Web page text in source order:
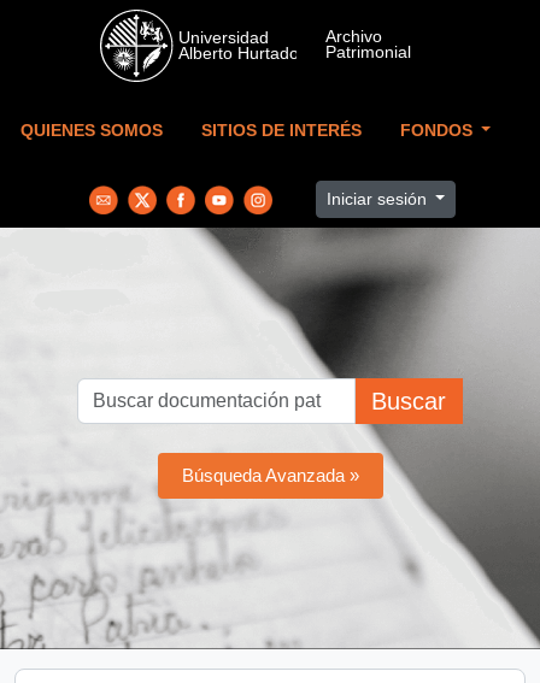
Skip to main content
QUIENES SOMOS SITIOS DE INTERÉS FONDOS
Iniciar sesión
Buscar
Búsqueda Avanzada »